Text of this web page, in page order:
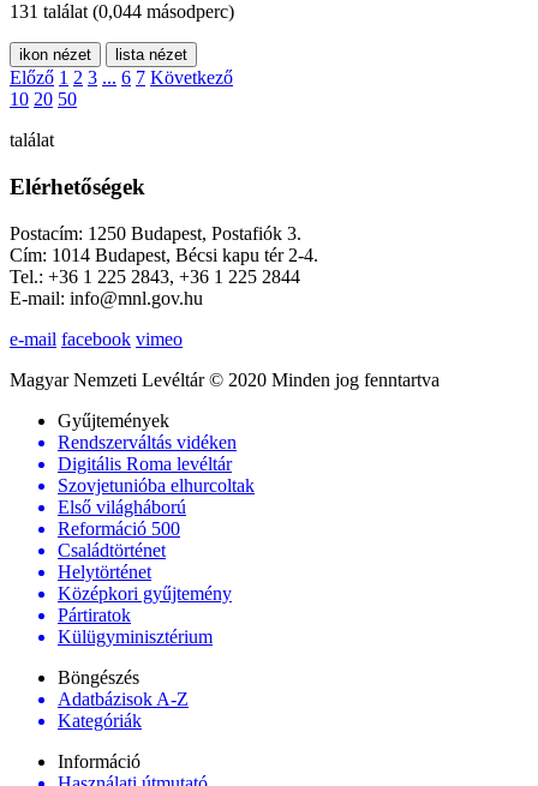
131 találat (0,044 másodperc)
ikon nézet lista nézet
Előző 1 2 3 ... 6 7 Következő
10 20 50
találat
Elérhetőségek
Postacím: 1250 Budapest, Postafiók 3.
Cím: 1014 Budapest, Bécsi kapu tér 2-4.
Tel.: +36 1 225 2843, +36 1 225 2844
E-mail: info@mnl.gov.hu
e-mail facebook vimeo
Magyar Nemzeti Levéltár © 2020 Minden jog fenntartva
Gyűjtemények
Rendszerváltás vidéken
Digitális Roma levéltár
Szovjetunióba elhurcoltak
Első világháború
Reformáció 500
Családtörténet
Helytörténet
Középkori gyűjtemény
Pártiratok
Külügyminisztérium
Böngészés
Adatbázisok A-Z
Kategóriák
Információ